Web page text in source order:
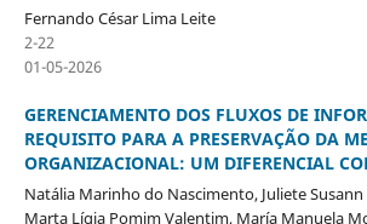
Fernando César Lima Leite
2-22
01-05-2026
GERENCIAMENTO DOS FLUXOS DE
REQUISITO PARA A PRESERVAÇÃO DA
ORGANIZACIONAL: UM DIFERENCIAL
Natália Marinho do Nascimento, Juliete Susann
Marta Lígia Pomim Valentim, María Manuela